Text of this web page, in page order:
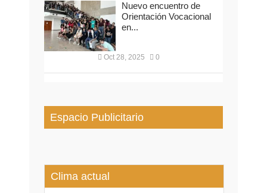
Nuevo encuentro de
Orientación Vocacional
en...
Oct 28, 2025 0
Espacio Publicitario
Clima actual